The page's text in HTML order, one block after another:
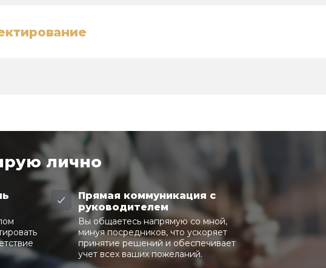
лично
Прямая коммуникация с
руководителем
Вы общаетесь напрямую со мной,
минуя посредников, что ускоряет
принятие решений и обеспечивает
учет всех ваших пожеланий.